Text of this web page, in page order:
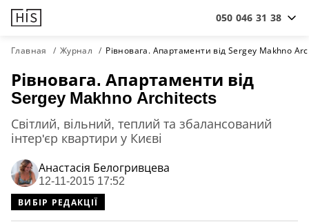
050 046 31 38
Главная Журнал Рівновага. Апартаменти від Sergey Makhno
Рівновага. Апартаменти від
Sergey Makhno Architects
Світлий, вільний, теплий та збалансований
інтер'єр квартири у Києві
Анастасiя Белогривцева
12-11-2015 17:52
ВИБІР РЕДАКЦІЇ